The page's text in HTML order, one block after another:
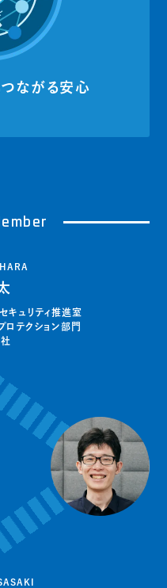
つながる安心
キュリティ推進室
ロテクション部門